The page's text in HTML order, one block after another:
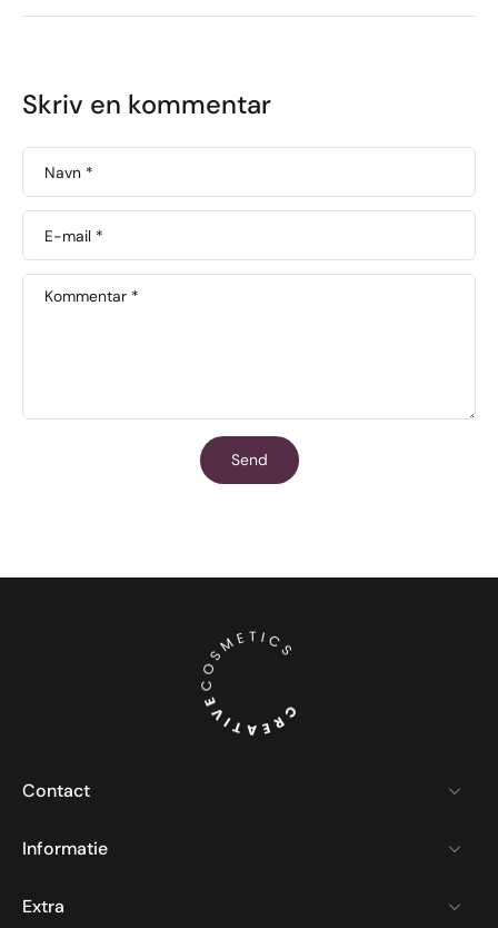
Skriv en kommentar
Navn *
E-mail *
Kommentar *
Send
Contact
Informatie
Extra